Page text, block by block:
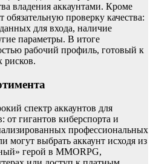
владения аккаунтами. Кроме
обязательную проверку качества:
для входа, наличие
параметры. В итоге
рабочий профиль, готовый к
рисков.
спектр аккаунтов для
от гигантов киберспорта и
профессиональных
могут выбрать аккаунт исходя из
герой в MMORPG,